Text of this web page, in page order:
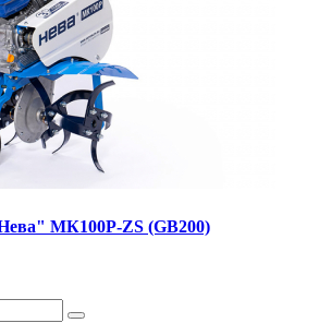
МК100Р-ZS (GB200)